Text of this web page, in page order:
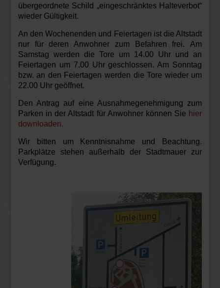
übergeordnete Schild „eingeschränktes Halteverbot“
wieder Gültigkeit.
An den Wochenenden und Feiertagen ist die Altstadt
nur für deren Anwohner zum Befahren frei.Am
Samstag werden die Tore um 14.00 Uhr und an
Feiertagen um 7.00 Uhr geschlossen. Am Sonntag
bzw. an den Feiertagen werden die Tore wieder um
22.00 Uhr geöffnet.
Den Antrag auf eine Ausnahmegenehmigung zum
Parken in der Altstadt für Anwohner können Sie hier
downloaden.
Wir bitten um Kenntnisnahme und Beachtung.
Parkplätze stehen außerhalb der Stadtmauer zur
Verfügung.